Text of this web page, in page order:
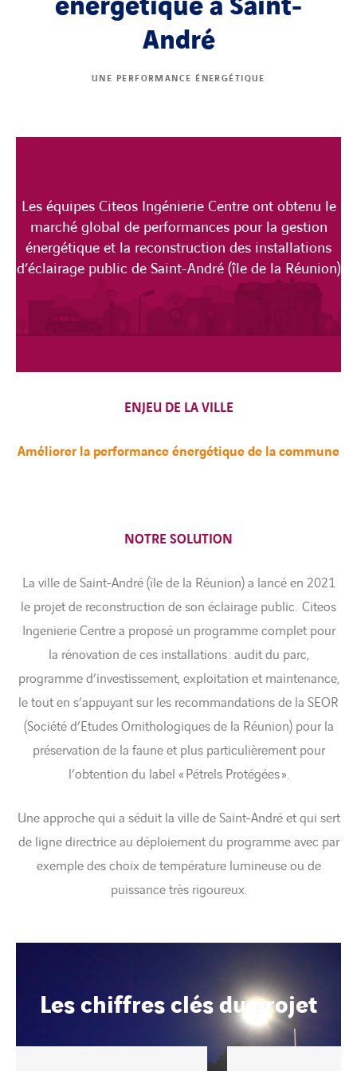
André
UNE PERFORMANCE ÉNERGÉTIQUE
Les équipes Citeos Ingénierie Centre ont obtenu le
marché global de performances pour la gestion
énergétique et la reconstruction des installations
d’éclairage public de Saint-André (île de la Réunion)
ENJEU DE LA VILLE
Améliorer la performance énergétique de la commune
NOTRE SOLUTION
La ville de Saint-André (île de la Réunion) a lancé en 2021
le projet de reconstruction de son éclairage public. Citeos
Ingenierie Centre a proposé un programme complet pour
la rénovation de ces installations : audit du parc,
programme d’investissement, exploitation et maintenance,
le tout en s’appuyant sur les recommandations de la SEOR
(Société d’Etudes Ornithologiques de la Réunion) pour la
préservation de la faune et plus particulièrement pour
l’obtention du label « Pétrels Protégées ».
Une approche qui a séduit la ville de Saint-André et qui sert
de ligne directrice au déploiement du programme avec par
exemple des choix de température lumineuse ou de
puissance très rigoureux.
Les chiffres clés du projet